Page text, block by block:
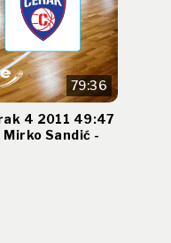
79:36
4 2011 49:47
Sandić -